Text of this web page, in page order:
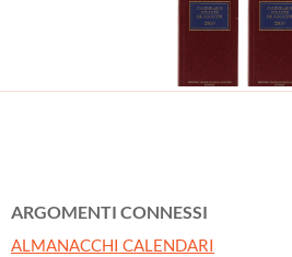
ARGOMENTI CONNESSI
ALMANACCHI CALENDARI